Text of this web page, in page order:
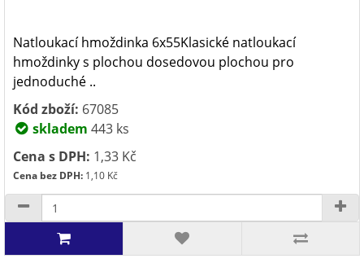
Natloukací hmoždinka 6x55Klasické natloukací
hmoždinky s plochou dosedovou plochou pro
jednoduché ..
Kód zboží: 67085
skladem 443 ks
Cena s DPH: 1,33 Kč
Cena bez DPH: 1,10 Kč